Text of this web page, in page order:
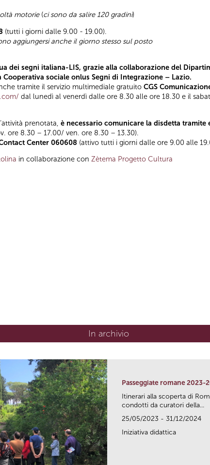
motorie(ci sono da salire 120 gradini)
(tutti i giorni dalle 9.00 - 19.00).
aggiungersi anche il giorno stesso sul posto
dei segni italiana-LIS, grazie alla collaborazione del
Cooperativa sociale onlus Segni di Integrazione – Lazio.
tramite il servizio multimediale gratuito CGS
dal lunedì al venerdì dalle ore 8.30 alle ore 18.30 e il
prenotata, è necessario comunicare la disdetta tramite
ore 8.30 – 17.00/ ven. ore 8.30 – 13.30).
Center 060608 (attivo tutti i giorni dalle ore 9.00 alle
in collaborazione con Zètema Progetto Cultura
In archivio
Passeggiate romane 2023-
Itinerari alla scoperta di
condotti da curatori della...
25/05/2023 - 31/12/2024
Iniziativa didattica